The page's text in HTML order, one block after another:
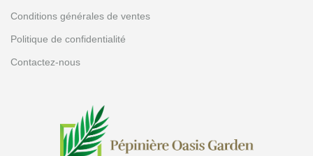
Conditions générales de ventes
Politique de confidentialité
Contactez-nous